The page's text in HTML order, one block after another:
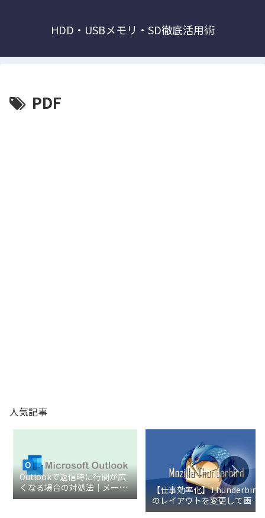
HDD・USBメモリ・SD徹底活用術
PDF
人気記事
Outlookで返信時に行間が広
くなる場合の対処法｜メール
の余白を整える設定手順
【仕事効率化】Thunderbird
のレイアウトを変更して画面
を見やすくする設定方法